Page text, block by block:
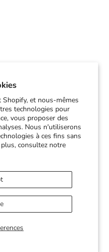
et nous-mêmes
technologies pour
vous proposer des
Nous n'utiliserons
à ces fins sans
consultez notre